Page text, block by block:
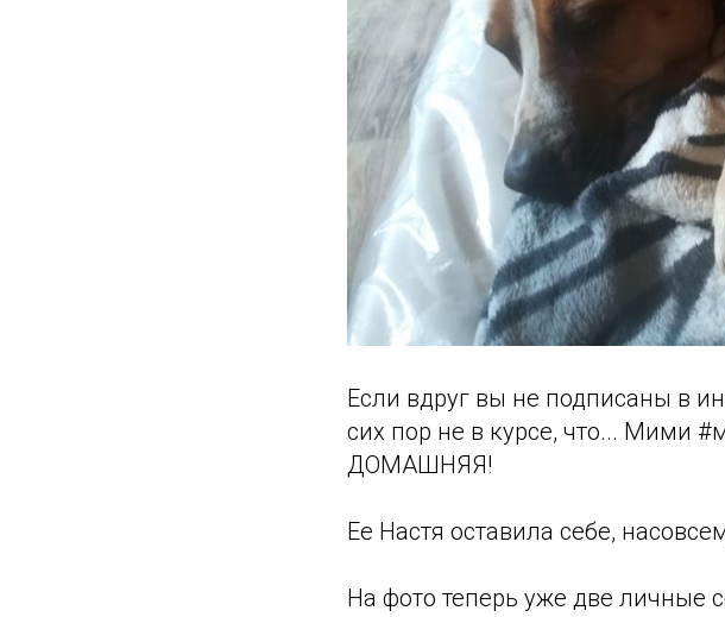
Если вдруг вы не подписаны в
сих пор не в курсе, что... Мими
ДОМАШНЯЯ!
Ее Настя оставила себе,
На фото теперь уже две личные